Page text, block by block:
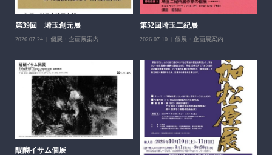
第39回 埼玉創元展
2026.07.24 個展・企画展案内
第52回埼玉二紀展
2026.07.10 個展・企画展案内
醍醐イサム個展